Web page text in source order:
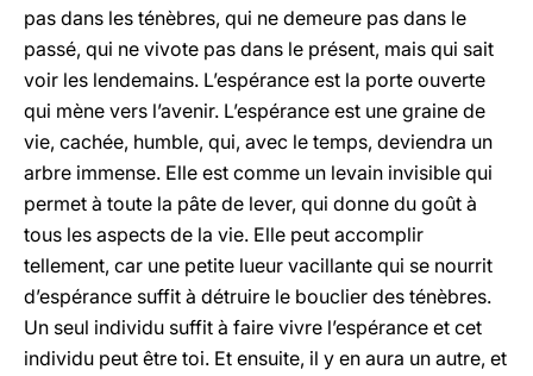
pas dans les ténèbres, qui ne demeure pas dans le
passé, qui ne vivote pas dans le présent, mais qui sait
voir les lendemains. L’espérance est la porte ouverte
qui mène vers l’avenir. L’espérance est une graine de
vie, cachée, humble, qui, avec le temps, deviendra un
arbre immense. Elle est comme un levain invisible qui
permet à toute la pâte de lever, qui donne du goût à
tous les aspects de la vie. Elle peut accomplir
tellement, car une petite lueur vacillante qui se nourrit
d’espérance suffit à détruire le bouclier des ténèbres.
Un seul individu suffit à faire vivre l’espérance et cet
individu peut être toi. Et ensuite, il y en aura un autre, et